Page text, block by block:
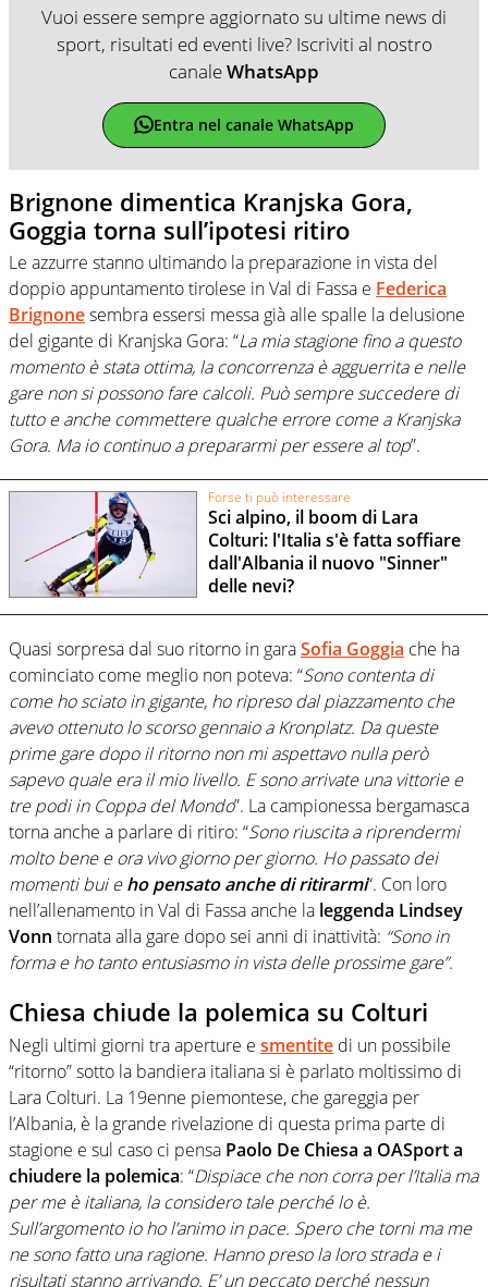
Vuoi essere sempre aggiornato su ultime news di
sport, risultati ed eventi live? Iscriviti al nostro
canaleWhatsApp
Entra nel canale WhatsApp
Brignone dimentica Kranjska Gora,
Goggia torna sull’ipotesi ritiro
Le azzurre stanno ultimando la preparazione in vista del
doppio appuntamento tirolese in Val di Fassa e Federica
Brignonesembra essersi messa già alle spalle la delusione
del gigante di Kranjska Gora: “La mia stagione fino a questo
momento è stata ottima, la concorrenza è agguerrita e nelle
gare non si possono fare calcoli. Può sempre succedere di
tutto e anche commettere qualche errore come a Kranjska
Gora. Ma io continuo a prepararmi per essere al top”.
Forse ti può interessare
Sci alpino, il boom di Lara
Colturi: l'Italia s'è fatta soffiare
dall'Albania il nuovo "Sinner"
delle nevi?
Quasi sorpresa dal suo ritorno in garaSofia Goggia che ha
cominciato come meglio non poteva: “Sono contenta di
come ho sciato in gigante, ho ripreso dal piazzamento che
avevo ottenuto lo scorso gennaio a Kronplatz. Da queste
prime gare dopo il ritorno non mi aspettavo nulla però
sapevo quale era il mio livello. E sono arrivate una vittorie e
tre podi in Coppa del Mondo”. La campionessa bergamasca
torna anche a parlare di ritiro: “Sono riuscita a riprendermi
molto bene e ora vivo giorno per giorno. Ho passato dei
momenti bui eho pensato anche di ritirarmi“. Con loro
nell’allenamento in Val di Fassa anche la leggenda Lindsey
Vonn tornata alla gare dopo sei anni di inattività: “Sono in
forma e ho tanto entusiasmo in vista delle prossime gare”.
Chiesa chiude la polemica su Colturi
Negli ultimi giorni tra aperture e smentite di un possibile
“ritorno” sotto la bandiera italiana si è parlato moltissimo di
Lara Colturi. La 19enne piemontese, che gareggia per
l’Albania, è la grande rivelazione di questa prima parte di
stagione e sul caso ci pensa Paolo De Chiesa a OASport a
chiudere la polemica: “Dispiace che non corra per l’Italia ma
per me è italiana, la considero tale perché lo è.
Sull’argomento io ho l’animo in pace. Spero che torni ma me
ne sono fatto una ragione. Hanno preso la loro strada e i
risultati stanno arrivando. E’ un peccato perché nessun